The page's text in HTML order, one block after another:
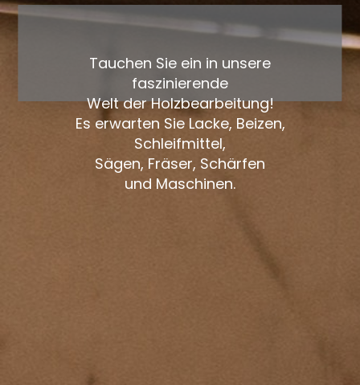
Tauchen Sie ein in unsere
faszinierende
Welt der Holzbearbeitung!
Es erwarten Sie Lacke, Beizen,
Schleifmittel,
Sägen, Fräser, Schärfen
und Maschinen.